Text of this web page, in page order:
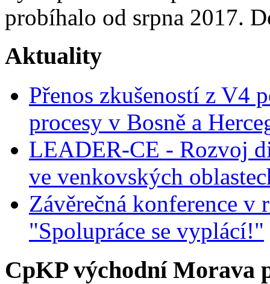
probíhalo od srpna 2017.
Aktuality
Přenos zkušeností z V4
procesy v Bosně a
LEADER-CE - Rozvoj
ve venkovských
Závěrečná konference v
"Spolupráce se vyplácí!"
CpKP východní Morava